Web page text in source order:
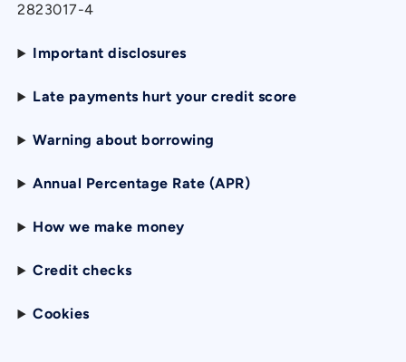
2823017-4
Important disclosures
Late payments hurt your credit score
Warning about borrowing
Annual Percentage Rate (APR)
How we make money
Credit checks
Cookies